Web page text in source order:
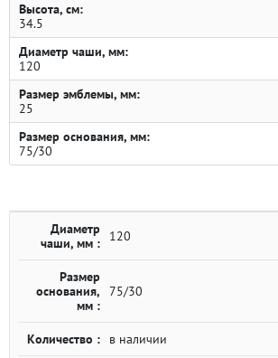
Высота, см:
34.5
Диаметр чаши, мм:
120
Размер эмблемы, мм:
25
Размер основания, мм:
75/30
Диаметр
чаши, мм :
120
Размер
основания,
мм :
75/30
Количество : в наличии